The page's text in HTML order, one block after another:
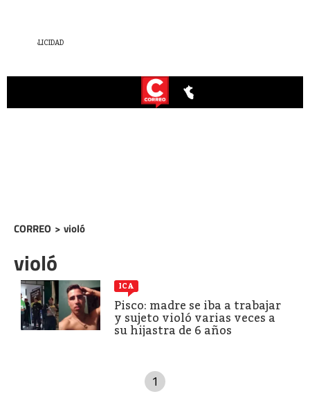
CORREO > violó
violó
ICA
Pisco: madre se iba a trabajar
y sujeto violó varias veces a
su hijastra de 6 años
1